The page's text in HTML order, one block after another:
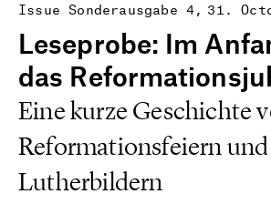
31.
Issue Sonderausgabe 4
Leseprobe: Im
das
Eine kurze Geschichte
Reformationsfeiern und
Lutherbildern